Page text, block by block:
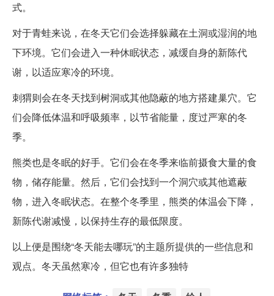
式。
对于青蛙来说，在冬天它们会选择躲藏在土洞或湿润的地
下环境。它们会进入一种休眠状态，减缓自身的新陈代
谢，以适应寒冷的环境。
刺猬则会在冬天找到树洞或其他隐蔽的地方搭建巢穴。它
们会降低体温和呼吸频率，以节省能量，度过严寒的冬
季。
熊类也是冬眠的好手。它们会在冬季来临前摄食大量的食
物，储存能量。然后，它们会找到一个洞穴或其他遮蔽
物，进入冬眠状态。在整个冬季里，熊类的体温会下降，
新陈代谢减慢，以保持生存的最低限度。
以上便是围绕“冬天能去哪玩”的主题所提供的一些信息和
观点。冬天虽然寒冷，但它也有许多独特